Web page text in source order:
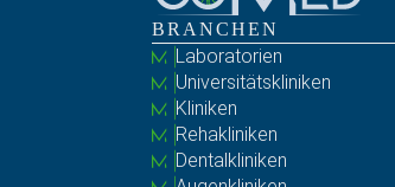
BRANCHEN
Laboratorien
Universitätskliniken
Kliniken
Rehakliniken
Dentalkliniken